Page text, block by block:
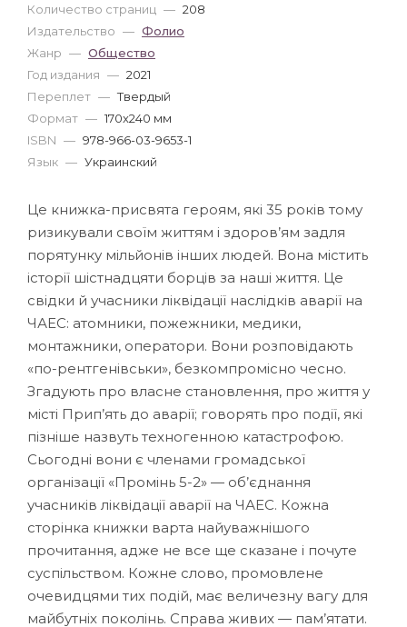
Количество страниц — 208
Издательство — Фолио
Жанр — Общество
Год издания — 2021
Переплет — Твердый
Формат — 170x240 мм
ISBN — 978-966-03-9653-1
Язык — Украинский
Це книжка-присвята героям, які 35 років тому
ризикували своїм життям і здоров’ям задля
порятунку мільйонів інших людей. Вона містить
історії шістнадцяти борців за наші життя. Це
свідки й учасники ліквідації наслідків аварії на
ЧАЕС: атомники, пожежники, медики,
монтажники, оператори. Вони розповідають
«по-рентгенівськи», безкомпромісно чесно.
Згадують про власне становлення, про життя у
місті Прип’ять до аварії; говорять про події, які
пізніше назвуть техногенною катастрофою.
Сьогодні вони є членами громадської
організації «Промінь 5-2» — об’єднання
учасників ліквідації аварії на ЧАЕС. Кожна
сторінка книжки варта найуважнішого
прочитання, адже не все ще сказане і почуте
суспільством. Кожне слово, промовлене
очевидцями тих подій, має величезну вагу для
майбутніх поколінь. Справа живих — пам’ятати.